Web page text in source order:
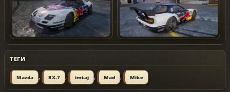
ТЕГИ
Mazda , RX-7 , imtaj , Mad , Mike